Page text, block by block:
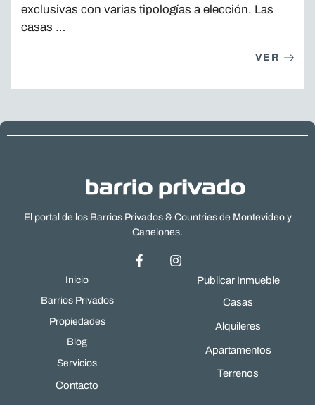
exclusivas con varias tipologías a elección. Las
casas …
VER
El portal de los Barrios Privados & Countries de Montevideo y
Canelones.
Inicio
Barrios Privados
Propiedades
Blog
Servicios
Contacto
Publicar Inmueble
Casas
Alquileres
Apartamentos
Terrenos